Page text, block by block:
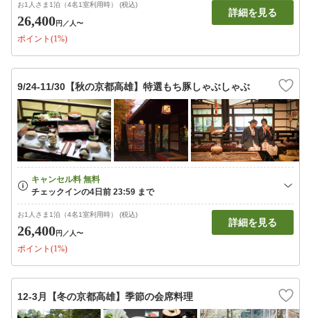
お1人さま1泊（4名1室利用時） (税込)
26,400円 ／人〜
ポイント(1%)
詳細を見る
9/24-11/30【秋の京都高雄】特選もち豚しゃぶしゃぶ
お1人さま1泊（4名1室利用時） (税込)
26,400円 ／人〜
ポイント(1%)
詳細を見る
12-3月【冬の京都高雄】季節の会席料理